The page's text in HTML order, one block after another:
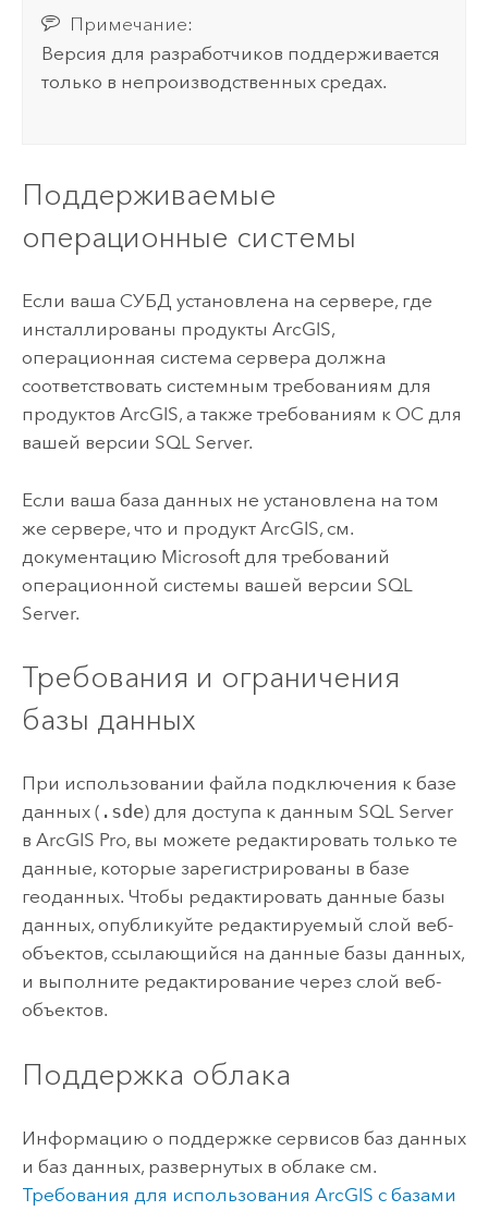
Примечание:
Версия для разработчиков поддерживается
только в непроизводственных средах.
Поддерживаемые
операционные системы
Если ваша СУБД установлена на сервере, где
инсталлированы продукты ArcGIS,
операционная система сервера должна
соответствовать системным требованиям для
продуктов ArcGIS, а также требованиям к ОС для
вашей версии SQL Server.
Если ваша база данных не установлена на том
же сервере, что и продукт ArcGIS, см.
документацию Microsoftдля требований
операционной системы вашей версии SQL
Server.
Требования и ограничения
базы данных
При использовании файла подключения к базе
данных ( .sde) для доступа к данным SQL Server
в ArcGIS Pro, вы можете редактировать только те
данные, которые зарегистрированы в базе
геоданных. Чтобы редактировать данные базы
данных, опубликуйте редактируемый слой веб-
объектов, ссылающийся на данные базы данных,
и выполните редактирование через слой веб-
объектов.
Поддержка облака
Информацию о поддержке сервисов баз данных
и баз данных, развернутых в облаке см.
Требования для использования ArcGIS с базами